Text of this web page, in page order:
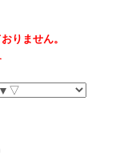
りません。